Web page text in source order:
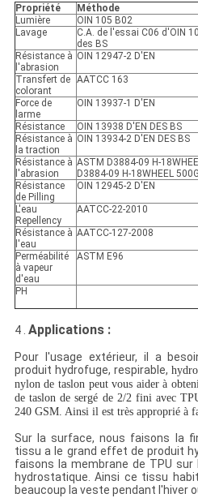
Propriété Méthode
Lumière
OIN 105 B02
Lavage
C.A. de l'essai C06 d'OIN
des BS
Résistance à
l'abrasion
OIN 12947-2 D'EN
Transfert de
colorant
AATCC 163
Force de
larme
OIN 13937-1 D'EN
Résistance
OIN 13938 D'EN DES BS
Résistance à
la traction
OIN 13934-2 D'EN DES BS
Résistance à
l'abrasion
ASTM D3884-09 H-
D3884-09 H-18WHEEL
Résistance
de Pilling
OIN 12945-2 D'EN
L'eau
Repellency
AATCC-22-2010
Résistance à
l'eau
AATCC-127-2008
Perméabilité
à vapeur
d'eau
ASTM E96
PH
4 . Applications :
Pour l'usage extérieur, il a
produit hydrofuge, respirable,
nylon de taslon peut vous aider à
de taslon de sergé de 2/2 fini avec
240 GSM. Ainsi il est très approprié à
Sur la surface, nous faisons la
tissu a le grand effet de produit
faisons la membrane de TPU
hydrostatique. Ainsi ce tissu
beaucoup la veste pendant l'hiver